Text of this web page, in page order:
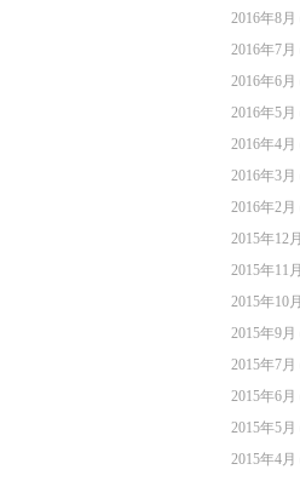
2016年8月
2016年7月
2016年6月
2016年5月
2016年4月
2016年3月
2016年2月
2015年12月
2015年11月
2015年10月
2015年9月
2015年7月
2015年6月
2015年5月
2015年4月